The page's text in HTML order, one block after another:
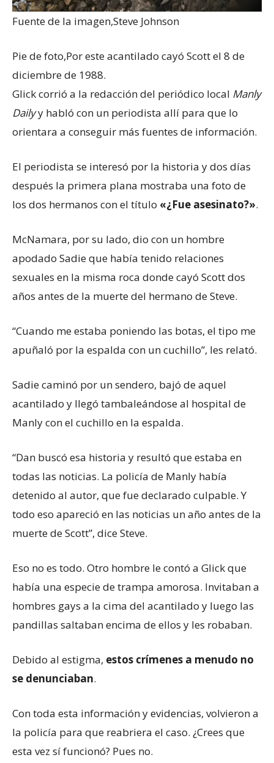
Fuente de la imagen,Steve Johnson
Pie de foto,Por este acantilado cayó Scott el 8 de
diciembre de 1988.
Glick corrió a la redacción del periódico local Manly
Dailyy habló con un periodista allí para que lo
orientara a conseguir más fuentes de información.
El periodista se interesó por la historia y dos días
después la primera plana mostraba una foto de
los dos hermanos con el título «¿Fue asesinato?».
McNamara, por su lado, dio con un hombre
apodado Sadie que había tenido relaciones
sexuales en la misma roca donde cayó Scott dos
años antes de la muerte del hermano de Steve.
“Cuando me estaba poniendo las botas, el tipo me
apuñaló por la espalda con un cuchillo”, les relató.
Sadie caminó por un sendero, bajó de aquel
acantilado y llegó tambaleándose al hospital de
Manly con el cuchillo en la espalda.
“Dan buscó esa historia y resultó que estaba en
todas las noticias. La policía de Manly había
detenido al autor, que fue declarado culpable. Y
todo eso apareció en las noticias un año antes de la
muerte de Scott”, dice Steve.
Eso no es todo. Otro hombre le contó a Glick que
había una especie de trampa amorosa. Invitaban a
hombres gays a la cima del acantilado y luego las
pandillas saltaban encima de ellos y les robaban.
Debido al estigma, estos crímenes a menudo no
se denunciaban.
Con toda esta información y evidencias, volvieron a
la policía para que reabriera el caso. ¿Crees que
esta vez sí funcionó? Pues no.